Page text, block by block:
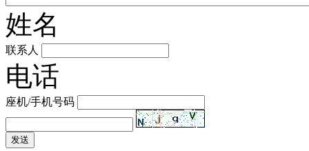
姓名
联系人
电话
座机/手机号码